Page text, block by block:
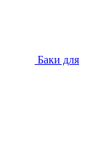
Баки для